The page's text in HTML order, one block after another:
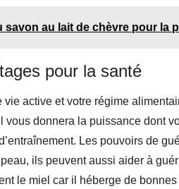
au lait de chèvre pour la
pour la santé
active et votre régime
vous donnera la puissance dont
Les pouvoirs de
ils peuvent aussi aider à
le miel car il héberge de